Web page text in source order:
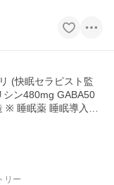
(快眠セラピスト監
ン480mg GABA50
※ 睡眠薬 睡眠導入剤
リー